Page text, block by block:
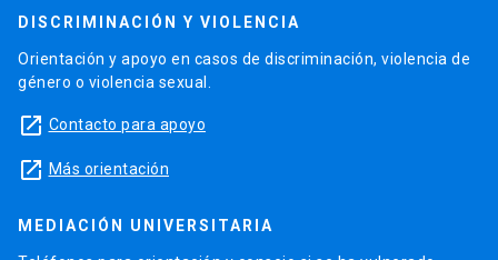
DISCRIMINACIÓN Y VIOLENCIA
Orientación y apoyo en casos de discriminación, violencia de
género o violencia sexual.
launch Contacto para apoyo
launch Más orientación
MEDIACIÓN UNIVERSITARIA